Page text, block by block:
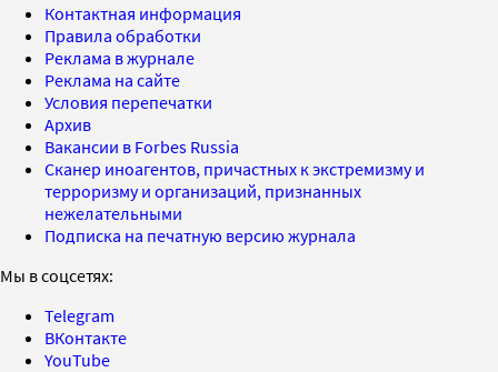
Контактная информация
Правила обработки
Реклама в журнале
Реклама на сайте
Условия перепечатки
Архив
Вакансии в Forbes Russia
Сканер иноагентов, причастных к экстремизму и
терроризму и организаций, признанных
нежелательными
Подписка на печатную версию журнала
Мы в соцсетях:
Telegram
ВКонтакте
YouTube